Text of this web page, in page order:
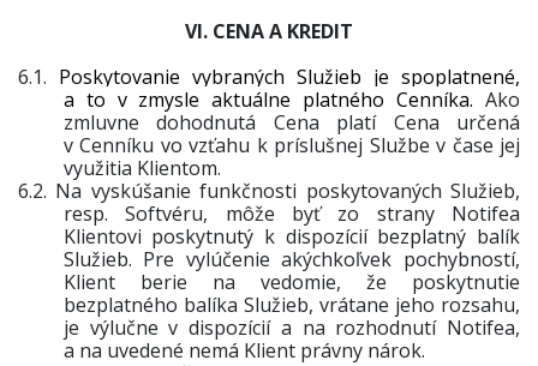
VI. CENA A KREDIT
6.1. Poskytovanie vybraných Služieb je spoplatnené,
a to v zmysle aktuálne platného Cenníka. Ako
zmluvne dohodnutá Cena platí Cena určená
v Cenníku vo vzťahu k príslušnej Službe v čase jej
využitia Klientom.
6.2. Na vyskúšanie funkčnosti poskytovaných Služieb,
resp. Softvéru, môže byť zo strany Notifea
Klientovi poskytnutý k dispozícií bezplatný balík
Služieb. Pre vylúčenie akýchkoľvek pochybností,
Klient berie na vedomie, že poskytnutie
bezplatného balíka Služieb, vrátane jeho rozsahu,
je výlučne v dispozícií a na rozhodnutí Notifea,
a na uvedené nemá Klient právny nárok.